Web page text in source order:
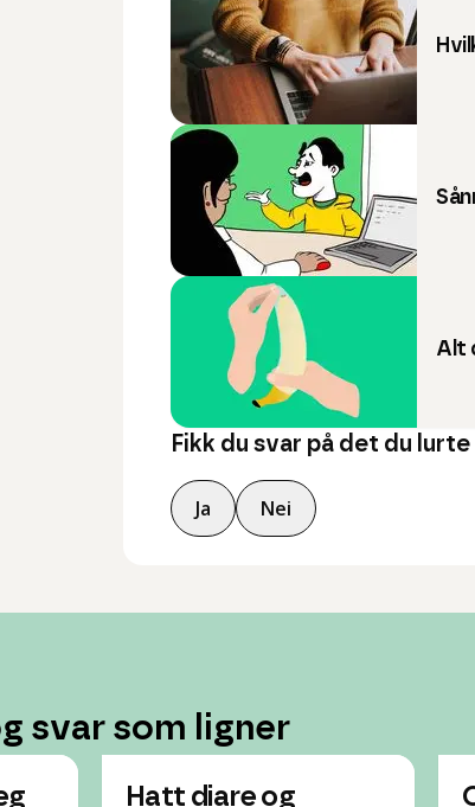
Alt
Fikk du svar på det du lurte
Ja Nei
svar som ligner
Hatt diare og